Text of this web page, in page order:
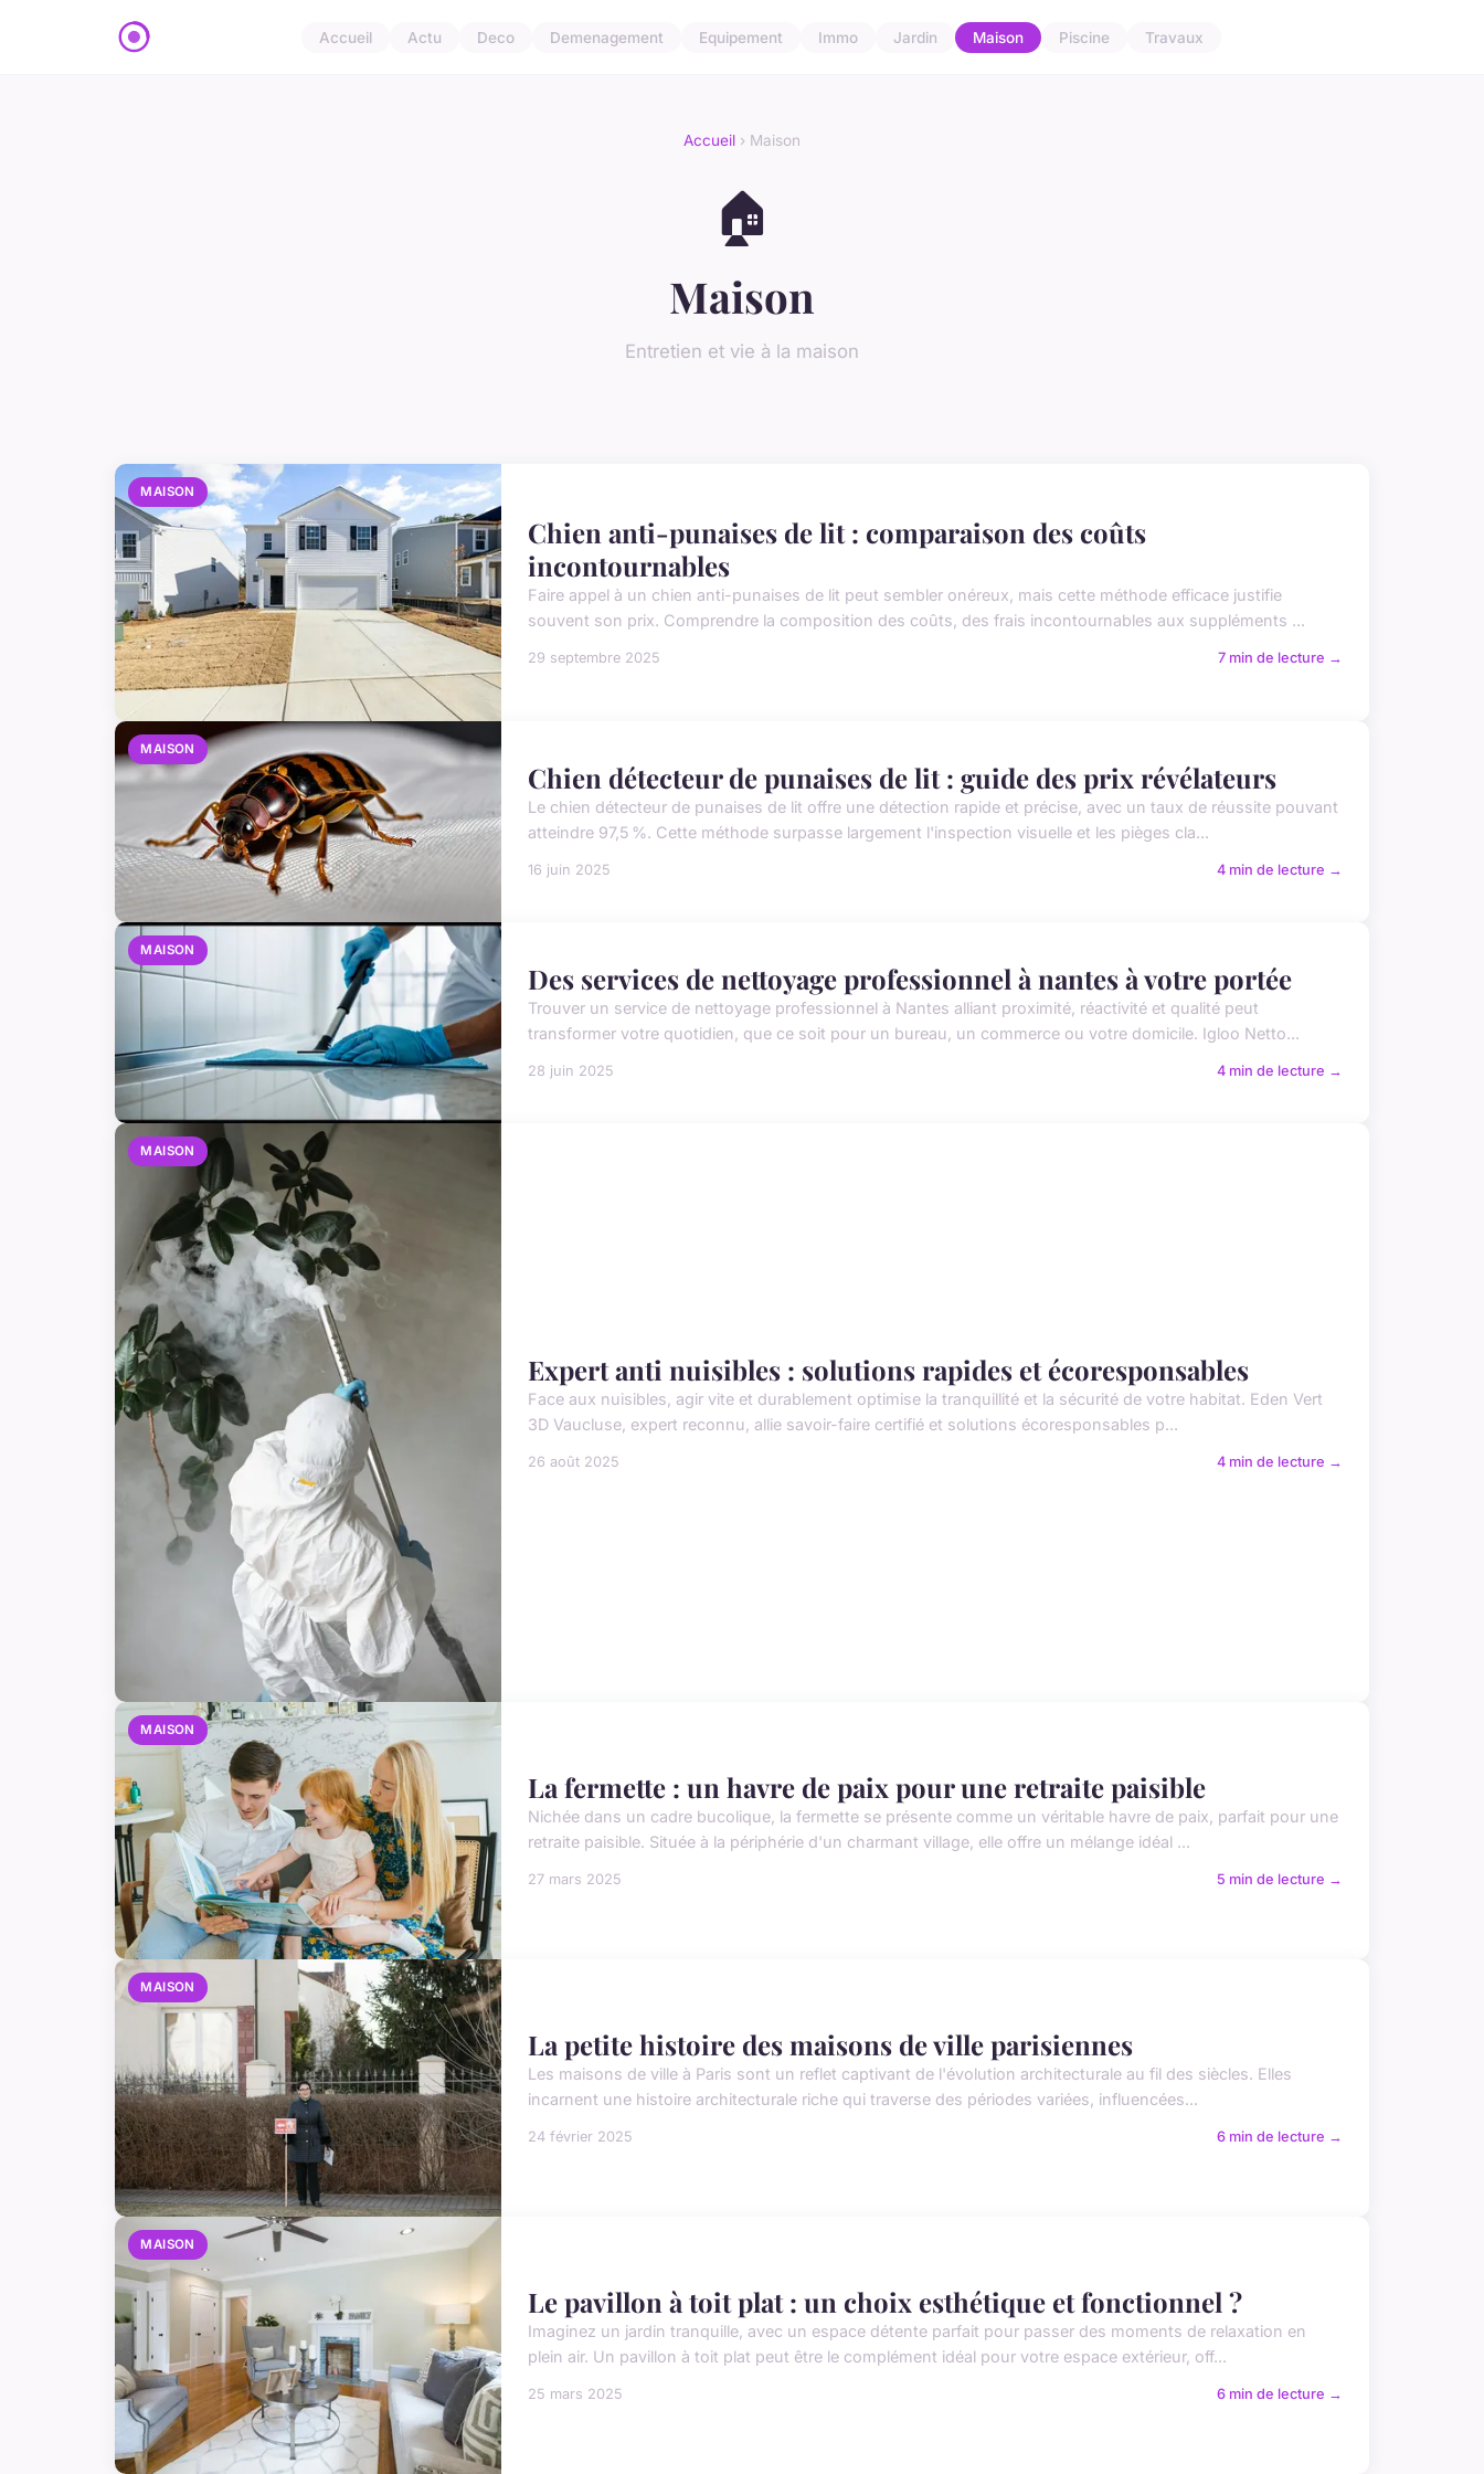
Accueil Actu Deco Demenagement Equipement Immo Jardin Maison Piscine Travaux
Accueil › Maison
🏠
Maison
Entretien et vie à la maison
MAISON
Chien anti-punaises de lit : comparaison des coûts
incontournables
Faire appel à un chien anti-punaises de lit peut sembler onéreux, mais cette méthode efficace justifie
souvent son prix. Comprendre la composition des coûts, des frais incontournables aux suppléments ...
29 septembre 2025 7 min de lecture →
MAISON
Chien détecteur de punaises de lit : guide des prix révélateurs
Le chien détecteur de punaises de lit offre une détection rapide et précise, avec un taux de réussite pouvant
atteindre 97,5 %. Cette méthode surpasse largement l'inspection visuelle et les pièges cla...
16 juin 2025 4 min de lecture →
MAISON
Des services de nettoyage professionnel à nantes à votre portée
Trouver un service de nettoyage professionnel à Nantes alliant proximité, réactivité et qualité peut
transformer votre quotidien, que ce soit pour un bureau, un commerce ou votre domicile. Igloo Netto...
28 juin 2025 4 min de lecture →
MAISON
Expert anti nuisibles : solutions rapides et écoresponsables
Face aux nuisibles, agir vite et durablement optimise la tranquillité et la sécurité de votre habitat. Eden Vert
3D Vaucluse, expert reconnu, allie savoir-faire certifié et solutions écoresponsables p...
26 août 2025 4 min de lecture →
MAISON
La fermette : un havre de paix pour une retraite paisible
Nichée dans un cadre bucolique, la fermette se présente comme un véritable havre de paix, parfait pour une
retraite paisible. Située à la périphérie d'un charmant village, elle offre un mélange idéal ...
27 mars 2025 5 min de lecture →
MAISON
La petite histoire des maisons de ville parisiennes
Les maisons de ville à Paris sont un reflet captivant de l'évolution architecturale au fil des siècles. Elles
incarnent une histoire architecturale riche qui traverse des périodes variées, influencées...
24 février 2025 6 min de lecture →
MAISON
Le pavillon à toit plat : un choix esthétique et fonctionnel ?
Imaginez un jardin tranquille, avec un espace détente parfait pour passer des moments de relaxation en
plein air. Un pavillon à toit plat peut être le complément idéal pour votre espace extérieur, off...
25 mars 2025 6 min de lecture →